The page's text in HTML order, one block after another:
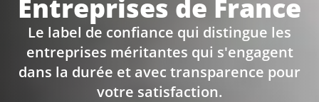
Entreprises de France
Le label de confiance qui distingue les
entreprises méritantes qui s'engagent
dans la durée et avec transparence pour
votre satisfaction.